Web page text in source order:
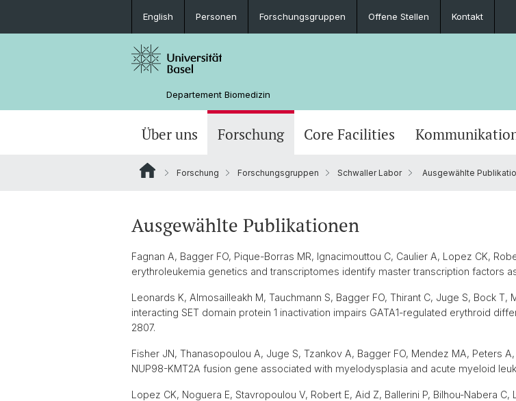
English Personen Forschungsgruppen Offene Stellen Kontakt
Departement Biomedizin
Über uns Forschung Core Facilities
Forschung Forschungsgruppen Schwaller Labor Ausgewählte
Ausgewählte Publikationen
Fagnan A, Bagger FO, Pique-Borras MR, Ignacimouttou C, Caulier A, Lopez CK,
erythroleukemia genetics and transcriptomes identify master transcription factors
Leonards K, Almosailleakh M, Tauchmann S, Bagger FO, Thirant C, Juge S, Bock
interacting SET domain protein 1 inactivation impairs GATA1-regulated erythroid
2807.
Fisher JN, Thanasopoulou A, Juge S, Tzankov A, Bagger FO, Mendez MA, Peters
NUP98-KMT2A fusion gene associated with myelodysplasia and acute myeloid
Lopez CK, Noguera E, Stavropoulou V, Robert E, Aid Z, Ballerini P, Bilhou-Nabera